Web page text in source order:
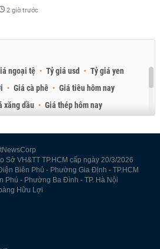
2 giờ trước
ngoại tệ Tỷ giá usd
Tỷ giá yen
Giá cà phê
Giá tiêu hôm nay
xăng dầu
Giá thép hôm nay
Sở VH&TT TP.HCM cấp ngày 20/3/2026
Biên Phủ - Phường Gia Định - TP.HCM
Phú - Phường Ba Đình - TP. Hà Nội
Hữu Lợi